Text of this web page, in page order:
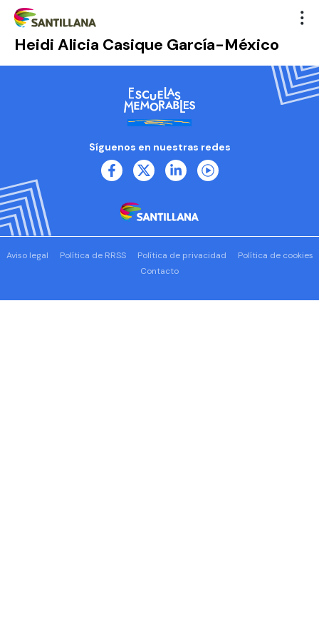
Heidi Alicia Casique García-México
Síguenos en nuestras redes
Aviso legal Política de RRSS Política de privacidad
Política de cookies
Contacto